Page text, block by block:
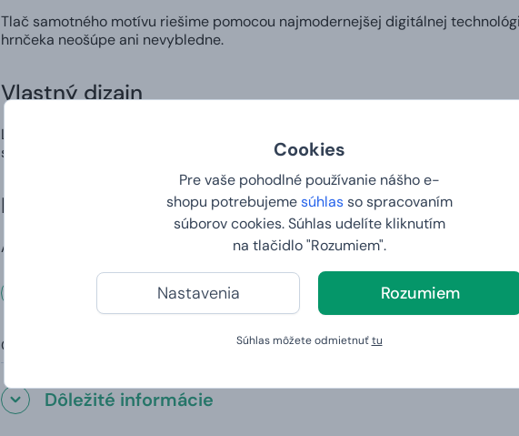
Cookies
Pre vaše pohodlné používanie nášho e-
shopu potrebujemesúhlasso spracovaním
súborov cookies. Súhlas udelíte kliknutím
na tlačidlo "Rozumiem".
Nastavenia Rozumiem
Súhlas môžete odmietnuťtu
Tlač samotného motívu riešime pomocou najmodernejšej digitálnej
hrnčeka neošúpe ani nevybledne.
Vlastný dizajn
Ľahko a rýchlo si v našom editore môžete vytvoriť vlastný dizajn na hrnček a
spôsob, ako niekomu pripraviť skutočne osobitý darček alebo vyjadriť svoj štýl.
Doručenie do 2. dňa
A to vrátane vašej vlastnej potlače. Vy nám zadáte tričko vašich snov a na
Rozmery a váha
Objem: 325 ml
Dôležité informácie